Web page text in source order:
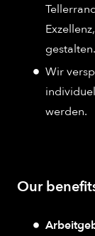
gestalten.
Wir
werden.
Our